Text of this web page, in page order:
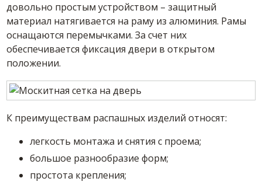
довольно простым устройством – защитный
материал натягивается на раму из алюминия. Рамы
оснащаются перемычками. За счет них
обеспечивается фиксация двери в открытом
положении.
К преимуществам распашных изделий относят:
легкость монтажа и снятия с проема;
большое разнообразие форм;
простота крепления;